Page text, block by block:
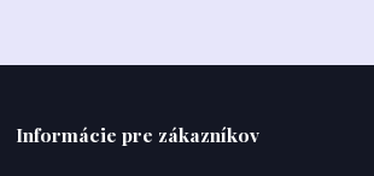
Informácie pre zákazníkov